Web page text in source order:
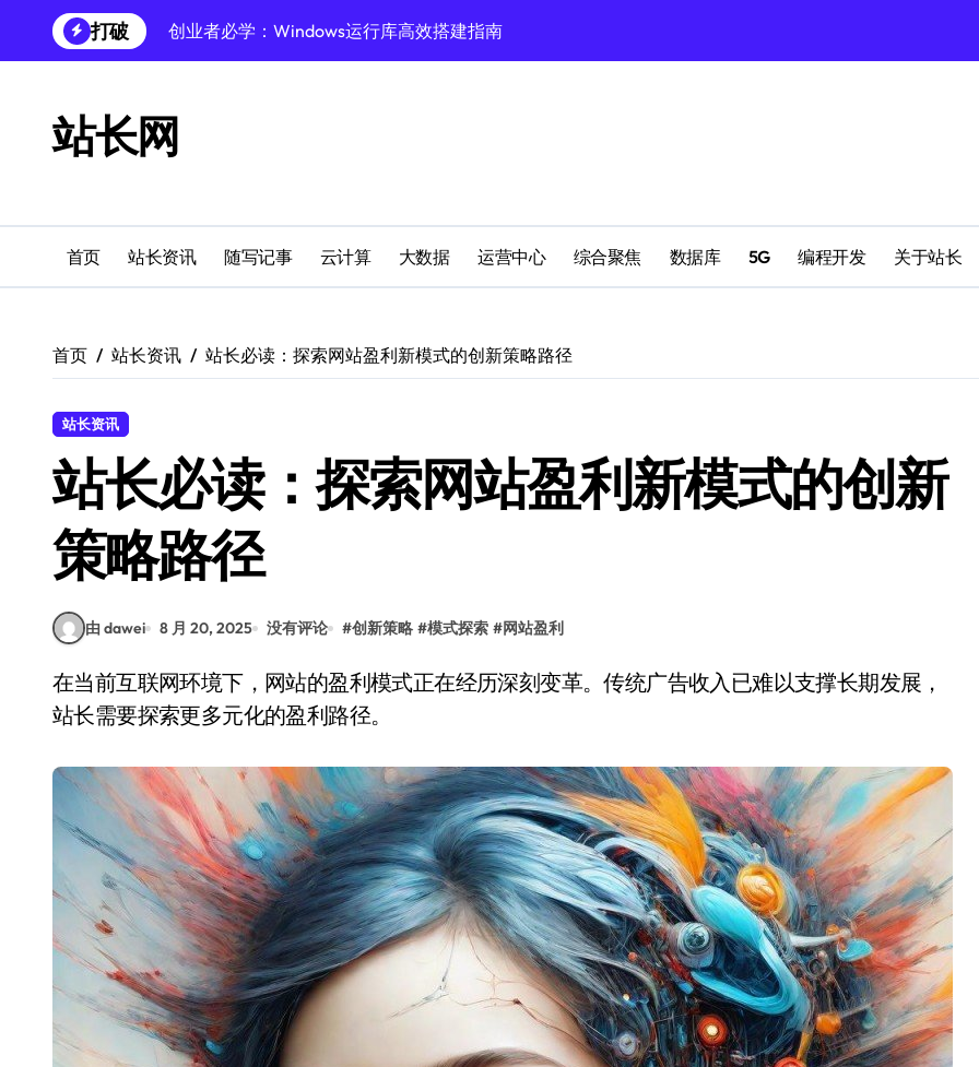
到
打破 创业者必学：Windows运行库高效搭建指南
站长网
首页 站长资讯 随写记事 云计算 大数据 运营中心 综合聚焦 数据库 5G 编程开发 关于站长
首页 站长资讯 站长必读：探索网站盈利新模式的创新策略路径
站长资讯
站长必读：探索网站盈利新模式的创新
策略路径
由 dawei 8 月 20, 2025 没有评论 #创新策略 #模式探索 #网站盈利
在当前互联网环境下，网站的盈利模式正在经历深刻变革。传统广告收入已难以支撑长期发展，
站长需要探索更多元化的盈利路径。